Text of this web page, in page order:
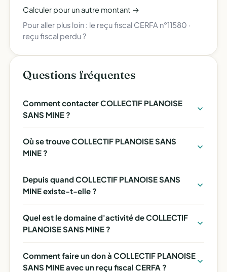
Calculer pour un autre montant →
Pour aller plus loin : le reçu fiscal CERFA n°11580 ·
reçu fiscal perdu ?
Questions fréquentes
Comment contacter COLLECTIF PLANOISE
SANS MINE ?
Où se trouve COLLECTIF PLANOISE SANS
MINE ?
Depuis quand COLLECTIF PLANOISE SANS
MINE existe-t-elle ?
Quel est le domaine d'activité de COLLECTIF
PLANOISE SANS MINE ?
Comment faire un don à COLLECTIF PLANOISE
SANS MINE avec un reçu fiscal CERFA ?